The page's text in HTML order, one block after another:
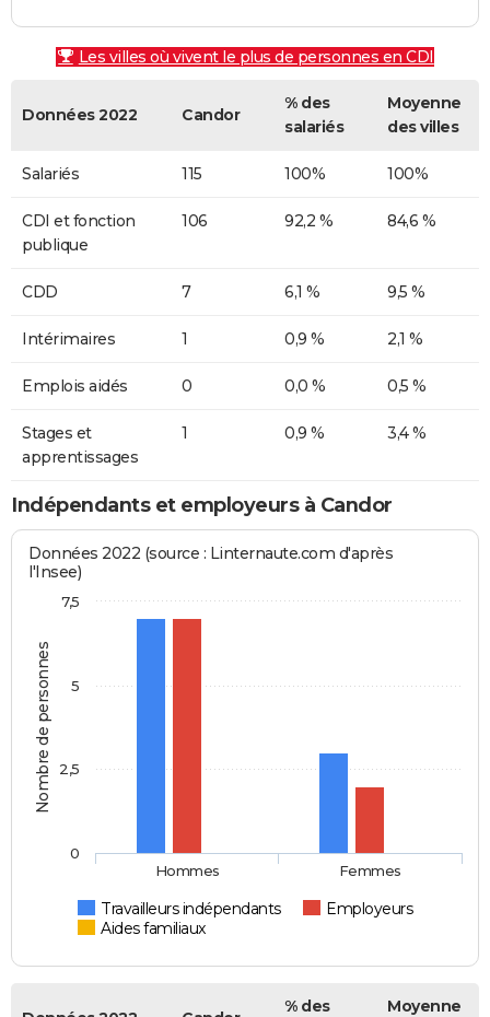
Les villes où vivent le plus de personnes en CDI
Données 2022 Candor
% des
salariés
Moyenne
des villes
Salariés 115 100% 100%
CDI et fonction
publique
106 92,2 % 84,6 %
CDD 7 6,1 % 9,5 %
Intérimaires 1 0,9 % 2,1 %
Emplois aidés 0 0,0 % 0,5 %
Stages et
apprentissages
1 0,9 % 3,4 %
Indépendants et employeurs à Candor
Nombre de personnes
Données 2022 (source : Linternaute.com d'après
l'Insee)
Travailleurs indépendants
Employeurs
Aides familiaux
Hommes Femmes
0
2,5
5
7,5
% des Moyenne